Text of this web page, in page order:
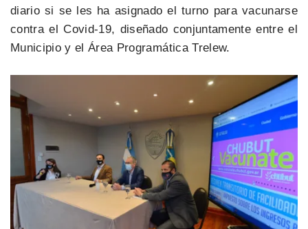
diario si se les ha asignado el turno para vacunarse
contra el Covid-19, diseñado conjuntamente entre el
Municipio y el Área Programática Trelew.